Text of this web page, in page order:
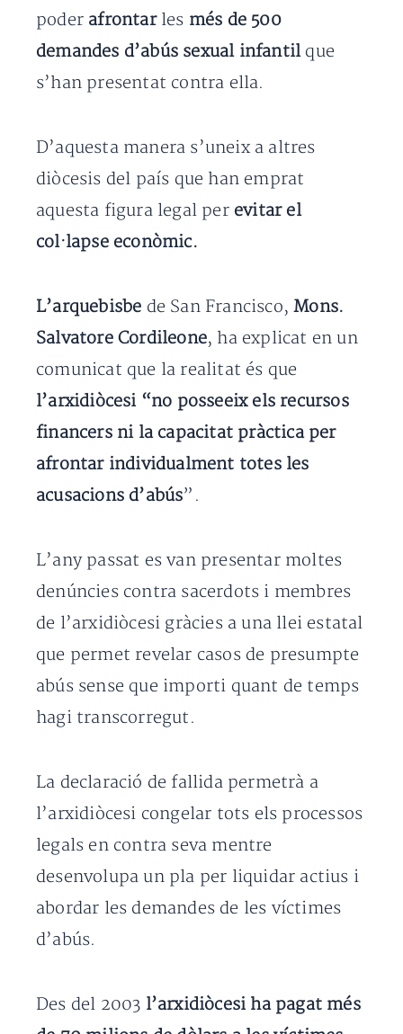
poder afrontarles més de 500
demandes d’abús sexual infantil que
s’han presentat contra ella.
D’aquesta manera s’uneix a altres
diòcesis del país que han emprat
aquesta figura legal per evitar el
col·lapse econòmic.
L’arquebisbe de San Francisco,Mons.
Salvatore Cordileone, ha explicat en un
comunicat que la realitat és que
l’arxidiòcesi “no posseeix els recursos
financers ni la capacitat pràctica per
afrontar individualment totes les
acusacions d’abús”.
L’any passat es van presentar moltes
denúncies contra sacerdots i membres
de l’arxidiòcesi gràcies a una llei estatal
que permet revelar casos de presumpte
abús sense que importi quant de temps
hagi transcorregut.
La declaració de fallida permetrà a
l’arxidiòcesi congelar tots els processos
legals en contra seva mentre
desenvolupa un pla per liquidar actius i
abordar les demandes de les víctimes
d’abús.
Des del 2003 l’arxidiòcesi ha pagat més